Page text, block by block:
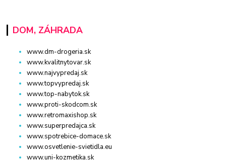
DOM, ZÁHRADA
www.dm-drogeria.sk
www.kvalitnytovar.sk
www.najvypredaj.sk
www.topvypredaj.sk
www.top-nabytok.sk
www.proti-skodcom.sk
www.retromaxishop.sk
www.superpredajca.sk
www.spotrebice-domace.sk
www.osvetlenie-svietidla.eu
www.uni-kozmetika.sk